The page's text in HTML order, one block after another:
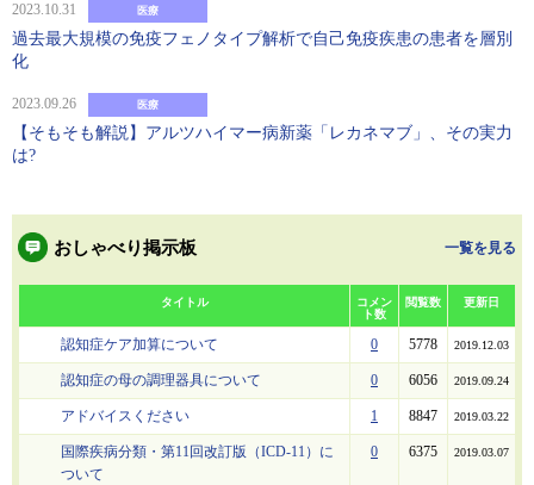
2023.10.31 医療
過去最大規模の免疫フェノタイプ解析で自己免疫疾患の患者を層別
化
2023.09.26 医療
【そもそも解説】アルツハイマー病新薬「レカネマブ」、その実力
は?
おしゃべり掲示板 一覧を見る
タイトル
コメン
ト数
閲覧数 更新日
認知症ケア加算について 0 5778 2019.12.03
認知症の母の調理器具について 0 6056 2019.09.24
アドバイスください 1 8847 2019.03.22
国際疾病分類・第11回改訂版（ICD-11）に
ついて
0 6375 2019.03.07